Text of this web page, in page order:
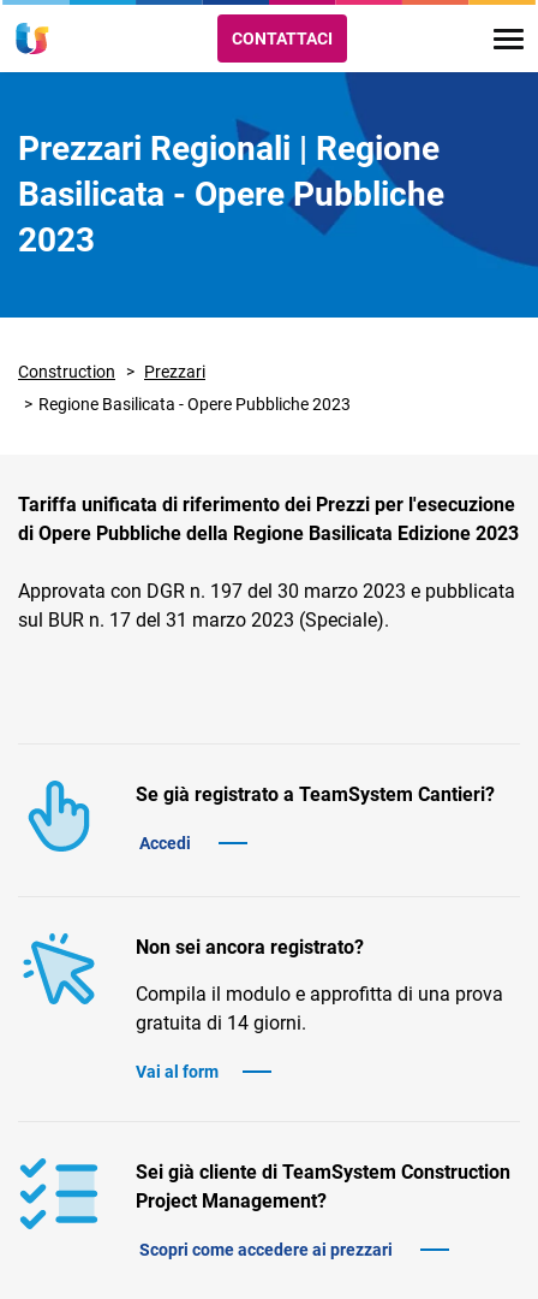
Ecommerce
Email Marketing
HR
Trust Services
CONTATTACI
Prezzari Regionali | Regione
Basilicata - Opere Pubbliche
2023
Construction
Prezzari
Regione Basilicata - Opere Pubbliche 2023
Tariffa unificata di riferimento dei Prezzi per l'esecuzione
di Opere Pubbliche della Regione Basilicata Edizione 2023
Approvata con DGR n. 197 del 30 marzo 2023 e pubblicata
sul BUR n. 17 del 31 marzo 2023 (Speciale).
Se già registrato a TeamSystem Cantieri?
Accedi
Non sei ancora registrato?
Compila il modulo e approfitta di una prova
gratuita di 14 giorni.
Vai al form
Sei già cliente di TeamSystem Construction
Project Management?
Scopri come accedere ai prezzari